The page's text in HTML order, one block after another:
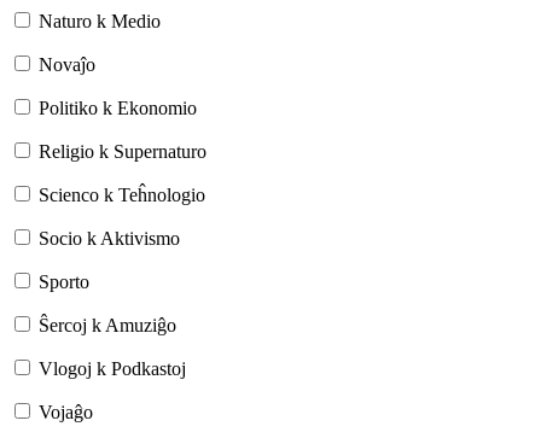
Naturo k Medio
Novaĵo
Politiko k Ekonomio
Religio k Supernaturo
Scienco k Teĥnologio
Socio k Aktivismo
Sporto
Ŝercoj k Amuziĝo
Vlogoj k Podkastoj
Vojaĝo